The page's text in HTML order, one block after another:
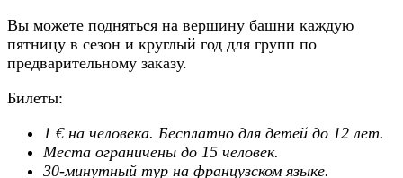
Вы можете подняться на вершину башни каждую
пятницу в сезон и круглый год для групп по
предварительному заказу.
Билеты:
1 € на человека. Бесплатно для детей до 12 лет.
Места ограничены до 15 человек.
30-минутный тур на французском языке.